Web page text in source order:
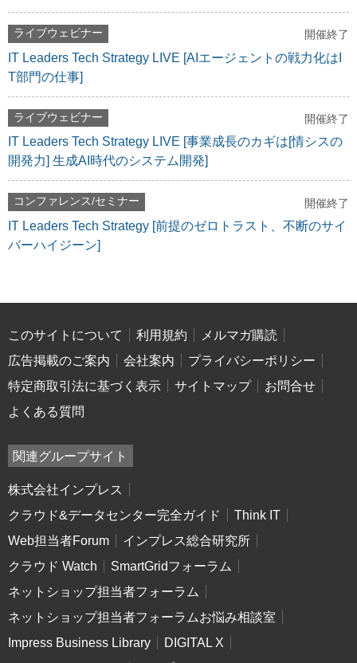
ライブウェビナー 開催終了
IT Leaders Tech Strategy LIVE [AIエージェントの戦力化はI
T部門の仕事]
ライブウェビナー 開催終了
IT Leaders Tech Strategy LIVE [事業成長のカギは[情シスの
開発力] 生成AI時代のシステム開発]
コンファレンス/セミナー 開催終了
IT Leaders Tech Strategy [前提のゼロトラスト、不断のサイ
バーハイジーン]
このサイトについて 利用規約
メルマガ購読
広告掲載のご案内
会社案内
プライバシーポリシー
特定商取引法に基づく表示
サイトマップ
お問合せ
よくある質問
関連グループサイト
株式会社インプレス
クラウド&データセンター完全ガイド
Think IT
Web担当者Forum
インプレス総合研究所
クラウド Watch
SmartGridフォーラム
ネットショップ担当者フォーラム
ネットショップ担当者フォーラムお悩み相談室
Impress Business Library
DIGITAL X